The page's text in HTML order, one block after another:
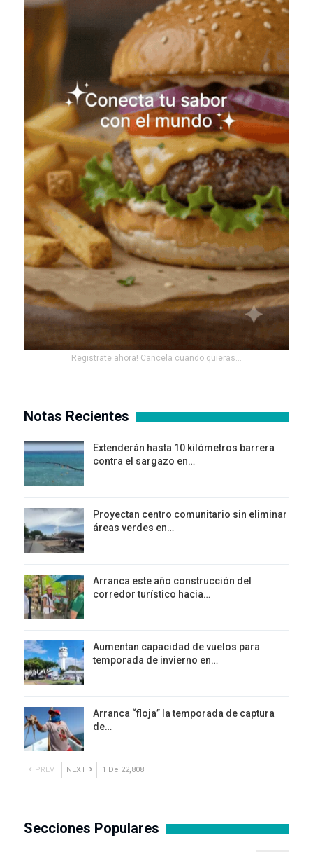
Registrate ahora! Cancela cuando quieras...
Notas Recientes
Extenderán hasta 10 kilómetros barrera
contra el sargazo en…
Proyectan centro comunitario sin eliminar
áreas verdes en…
Arranca este año construcción del
corredor turístico hacia…
Aumentan capacidad de vuelos para
temporada de invierno en…
Arranca “floja” la temporada de captura
de…
PREV NEXT 1 De 22,808
Secciones Populares